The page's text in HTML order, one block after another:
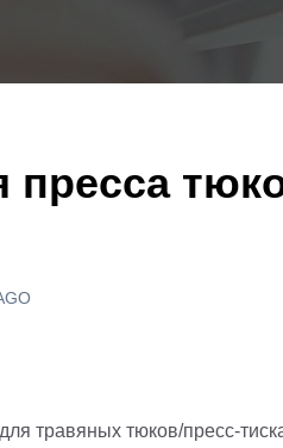
травяных тюков/пресс-